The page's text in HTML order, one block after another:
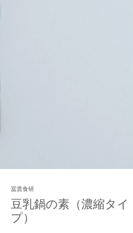
冨貴食研
豆乳鍋の素（濃縮タイ
プ）